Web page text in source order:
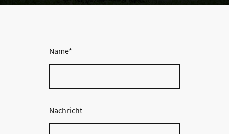
Name*
Nachricht